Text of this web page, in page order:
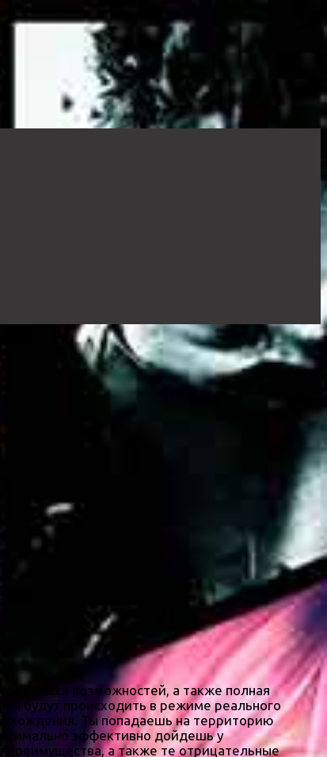
масса возможностей, а также полная
будут происходить в режиме реального
Ты попадаешь на территорию
эффективно дойдешь у
преимущества, а также те отрицательные